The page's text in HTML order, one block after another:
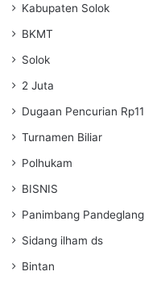
Kabupaten Solok
BKMT
Solok
2 Juta
Dugaan Pencurian Rp11
Turnamen Biliar
Polhukam
BISNIS
Panimbang Pandeglang
Sidang ilham ds
Bintan